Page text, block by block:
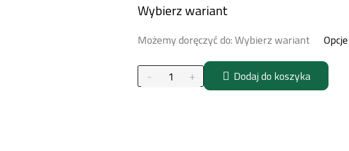
jednostkowa:
Wybierz wariant
Możemy doręczyć do:Wybierz wariant
Dodaj do koszyka